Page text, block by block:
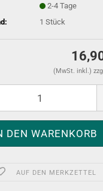
2-4 Tage
1 Stück
(MwSt. inkl.)
AUF DEN MERKZETTEL